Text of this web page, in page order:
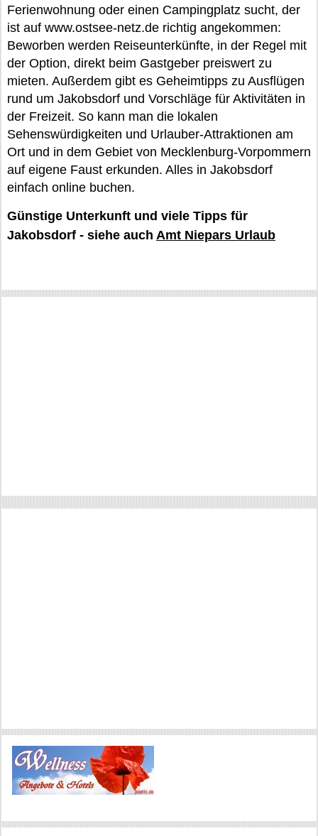
Ferienwohnung oder einen Campingplatz sucht, der
ist auf www.ostsee-netz.de richtig angekommen:
Beworben werden Reiseunterkünfte, in der Regel mit
der Option, direkt beim Gastgeber preiswert zu
mieten. Außerdem gibt es Geheimtipps zu Ausflügen
rund um Jakobsdorf und Vorschläge für Aktivitäten in
der Freizeit. So kann man die lokalen
Sehenswürdigkeiten und Urlauber-Attraktionen am
Ort und in dem Gebiet von Mecklenburg-Vorpommern
auf eigene Faust erkunden. Alles in Jakobsdorf
einfach online buchen.
Günstige Unterkunft und viele Tipps für
Jakobsdorf - siehe auch Amt Niepars Urlaub